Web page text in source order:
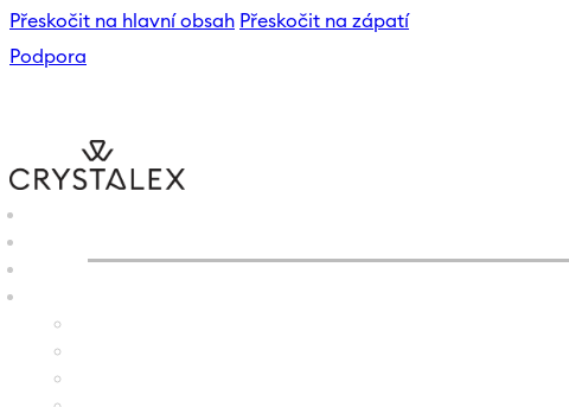
Přeskočit na hlavní obsah Přeskočit na zápatí
Podpora
B2B